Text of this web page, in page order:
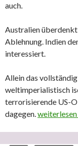
auch.
Australien
Ablehnung. Indien
interessiert.
Allein das
weltimperialistisch
terrorisierende US-
dagegen.Das
weiterlesen